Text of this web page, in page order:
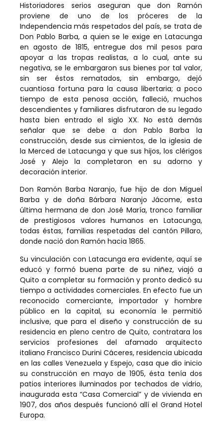
Historiadores serios aseguran que don Ramón
proviene de uno de los próceres de la
Independencia más respetados del país, se trata de
Don Pablo Barba, a quien se le exige en Latacunga
en agosto de 1815, entregue dos mil pesos para
apoyar a las tropas realistas, a lo cual, ante su
negativa, se le embargaron sus bienes por tal valor,
sin ser éstos rematados, sin embargo, dejó
cuantiosa fortuna para la causa libertaria; a poco
tiempo de esta penosa acción, falleció, muchos
descendientes y familiares disfrutaron de su legado
hasta bien entrado el siglo XX. No está demás
señalar que se debe a don Pablo Barba la
construcción, desde sus cimientos, de la iglesia de
la Merced de Latacunga y que sus hijos, los clérigos
José y Alejo la completaron en su adorno y
decoración interior.
Don Ramón Barba Naranjo, fue hijo de don Miguel
Barba y de doña Bárbara Naranjo Jácome, esta
última hermana de don José María, tronco familiar
de prestigiosos valores humanos en Latacunga,
todas éstas, familias respetadas del cantón Pillaro,
donde nació don Ramón hacia 1865.
Su vinculación con Latacunga era evidente, aquí se
educó y formó buena parte de su niñez, viajó a
Quito a completar su formación y pronto dedicó su
tiempo a actividades comerciales. En efecto fue un
reconocido comerciante, importador y hombre
público en la capital, su economía le permitió
inclusive, que para el diseño y construcción de su
residencia en pleno centro de Quito, contratara los
servicios profesiones del afamado arquitecto
italiano Francisco Durini Cáceres, residencia ubicada
en las calles Venezuela y Espejo, casa que dio inicio
su construcción en mayo de 1905, ésta tenía dos
patios interiores iluminados por techados de vidrio,
inaugurada esta “Casa Comercial” y de vivienda en
1907, dos años después funcionó allí el Grand Hotel
Europa.